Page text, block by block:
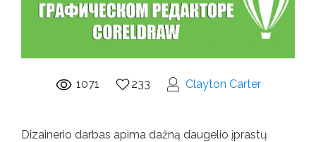
1071 233 Clayton Carter
Dizainerio darbas apima dažną daugelio įprastų